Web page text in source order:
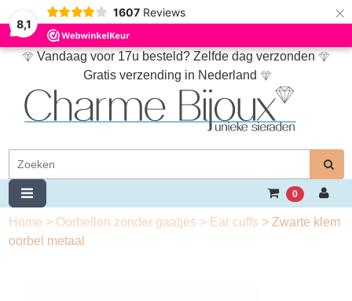
8,1
1607 Reviews ×
Vandaag voor 17u besteld? Zelfde dag verzonden
Gratis verzending in Nederland
0
Home > Oorbellen zonder gaatjes > Ear cuffs > Zwarte klem
oorbel metaal